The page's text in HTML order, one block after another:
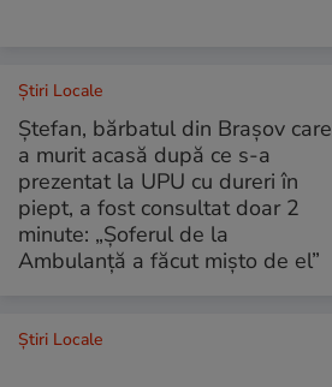
Știri Locale
Ștefan, bărbatul din Brașov care
a murit acasă după ce s-a
prezentat la UPU cu dureri în
piept, a fost consultat doar 2
minute: „Șoferul de la
Ambulanță a făcut mișto de el”
Știri Locale